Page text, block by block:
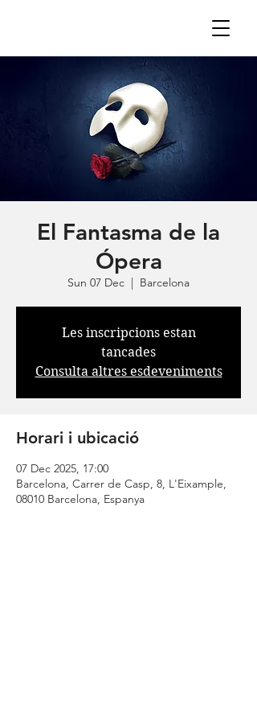
El Fantasma de la
Ópera
Sun 07 Dec
  |
Barcelona
Les inscripcions estan
tancades
Consulta altres esdeveniments
Horari i ubicació
07 Dec 2025, 17:00
Barcelona, Carrer de Casp, 8, L'Eixample,
08010 Barcelona, Espanya